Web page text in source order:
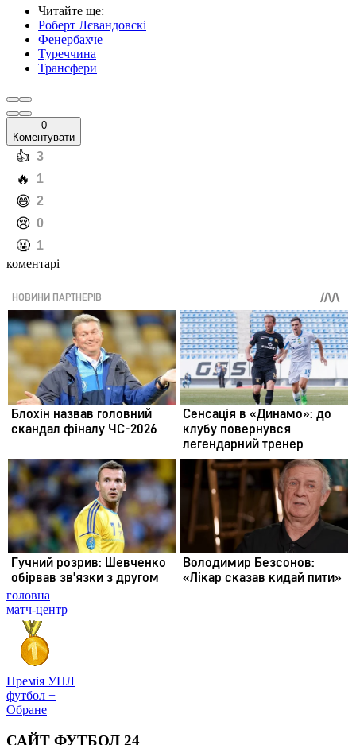
Читайте ще:
Роберт Лєвандовскі
Фенербахче
Туреччина
Трансфери
0
Коментувати
️👍 3
️🔥 1
️😄 2
️😢 0
️🤬 1
коментарі
головна
матч-центр
Премія УПЛ
футбол +
Обране
САЙТ ФУТБОЛ 24